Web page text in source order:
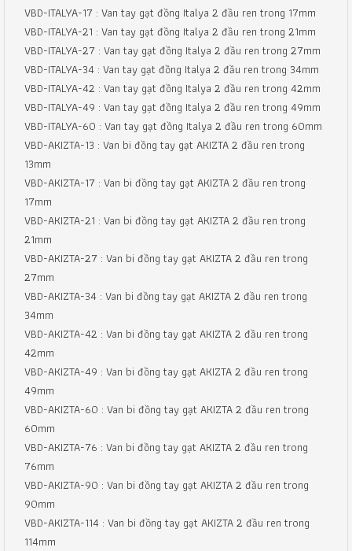
VBD-ITALYA-17 : Van tay gạt đồng Italya 2 đầu ren trong 17mm
VBD-ITALYA-21 : Van tay gạt đồng Italya 2 đầu ren trong 21mm
VBD-ITALYA-27 : Van tay gạt đồng Italya 2 đầu ren trong 27mm
VBD-ITALYA-34 : Van tay gạt đồng Italya 2 đầu ren trong 34mm
VBD-ITALYA-42 : Van tay gạt đồng Italya 2 đầu ren trong 42mm
VBD-ITALYA-49 : Van tay gạt đồng Italya 2 đầu ren trong 49mm
VBD-ITALYA-60 : Van tay gạt đồng Italya 2 đầu ren trong 60mm
VBD-AKIZTA-13 : Van bi đồng tay gạt AKIZTA 2 đầu ren trong
13mm
VBD-AKIZTA-17 : Van bi đồng tay gạt AKIZTA 2 đầu ren trong
17mm
VBD-AKIZTA-21 : Van bi đồng tay gạt AKIZTA 2 đầu ren trong
21mm
VBD-AKIZTA-27 : Van bi đồng tay gạt AKIZTA 2 đầu ren trong
27mm
VBD-AKIZTA-34 : Van bi đồng tay gạt AKIZTA 2 đầu ren trong
34mm
VBD-AKIZTA-42 : Van bi đồng tay gạt AKIZTA 2 đầu ren trong
42mm
VBD-AKIZTA-49 : Van bi đồng tay gạt AKIZTA 2 đầu ren trong
49mm
VBD-AKIZTA-60 : Van bi đồng tay gạt AKIZTA 2 đầu ren trong
60mm
VBD-AKIZTA-76 : Van bi đồng tay gạt AKIZTA 2 đầu ren trong
76mm
VBD-AKIZTA-90 : Van bi đồng tay gạt AKIZTA 2 đầu ren trong
90mm
VBD-AKIZTA-114 : Van bi đồng tay gạt AKIZTA 2 đầu ren trong
114mm